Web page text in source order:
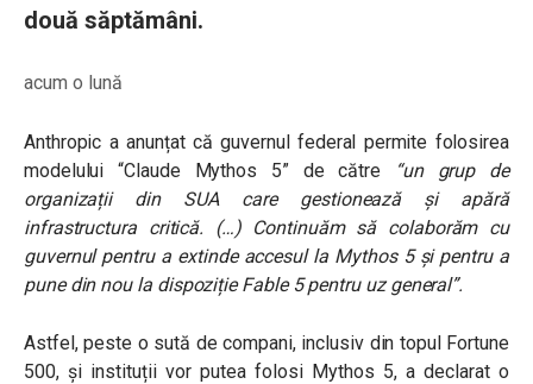
două săptămâni.
acum o lună
Anthropic a anunțat că guvernul federal permite folosirea
modelului “Claude Mythos 5” de către
“un grup de
organizații din SUA care gestionează și apără
infrastructura critică. (…) Continuăm să colaborăm cu
guvernul pentru a extinde accesul la Mythos 5 și pentru a
pune din nou la dispoziție Fable 5 pentru uz general”.
Astfel, peste o sută de compani, inclusiv din topul Fortune
500, și instituții vor putea folosi Mythos 5, a declarat o